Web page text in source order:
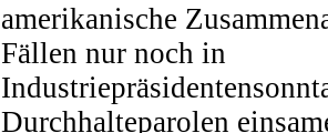
amerikanische
Fällen nur noch in
Durchhalteparolen